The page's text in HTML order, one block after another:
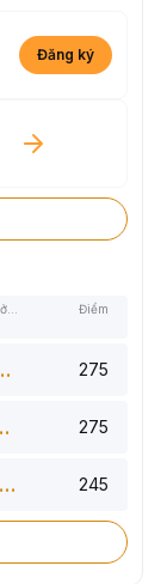
Đăng ký
Điểm
275
275
245